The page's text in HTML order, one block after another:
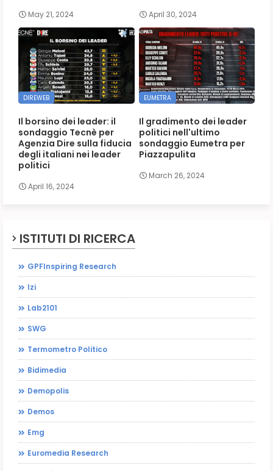
May 21, 2024 April 30, 2024
DIREWEB
Il borsino dei leader: il
sondaggio Tecnè per
Agenzia Dire sulla fiducia
degli italiani nei leader
politici
April 16, 2024
EUMETRA
Il gradimento dei leader
politici nell'ultimo
sondaggio Eumetra per
Piazzapulita
March 26, 2024
ISTITUTI DI RICERCA
GPFInspiring Research
Izi
Lab2101
SWG
Termometro Politico
Bidimedia
Demopolis
Demos
Emg
Euromedia Research